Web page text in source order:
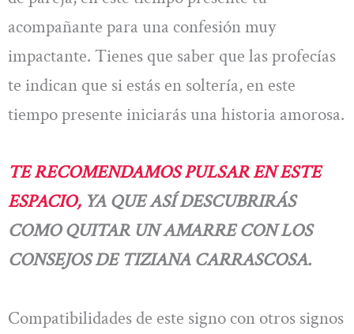
acompañante para una confesión muy
impactante. Tienes que saber que las profecías
te indican que si estás en soltería, en este
tiempo presente iniciarás una historia amorosa.
TE RECOMENDAMOS PULSAR EN ESTE
ESPACIO,YA QUE ASÍ DESCUBRIRÁS
COMO QUITAR UN AMARRE CON LOS
CONSEJOS DE TIZIANA CARRASCOSA.
Compatibilidades de este signo con otros signos